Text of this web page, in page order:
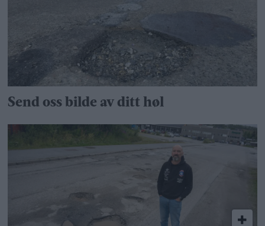
Send oss bilde av ditt høl